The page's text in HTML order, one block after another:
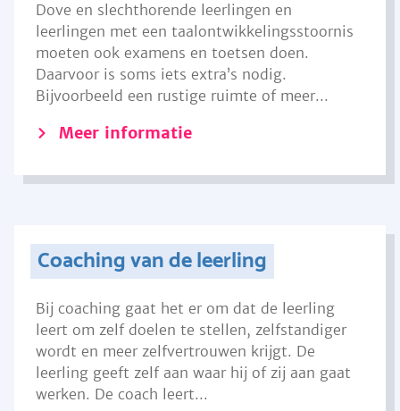
Dove en slechthorende leerlingen en
leerlingen met een taalontwikkelingsstoornis
moeten ook examens en toetsen doen.
Daarvoor is soms iets extra’s nodig.
Bijvoorbeeld een rustige ruimte of meer...
Meer informatie
Coaching van de leerling
Bij coaching gaat het er om dat de leerling
leert om zelf doelen te stellen, zelfstandiger
wordt en meer zelfvertrouwen krijgt. De
leerling geeft zelf aan waar hij of zij aan gaat
werken. De coach leert...